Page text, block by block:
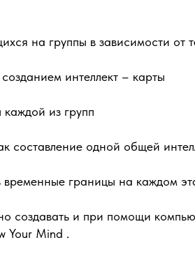
на группы в зависимости от
интеллект – карты
из групп
составление одной общей
временные границы на каждом
создавать и при помощи
Your Mind .